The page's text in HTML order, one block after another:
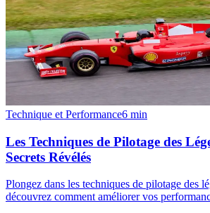
Technique et Performance6 min
Les Techniques de Pilotage des
Secrets Révélés
Plongez dans les techniques de pilotage des
découvrez comment améliorer vos